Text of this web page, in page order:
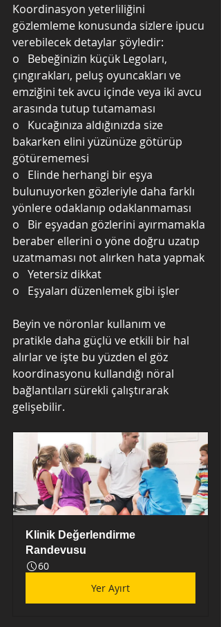
Koordinasyon yeterliliğini
gözlemleme konusunda sizlere ipucu
verebilecek detaylar şöyledir:
o   Bebeğinizin küçük Legoları,
çıngırakları, peluş oyuncakları ve
emziğini tek avcu içinde veya iki avcu
arasında tutup tutamaması
o   Kucağınıza aldığınızda size
bakarken elini yüzünüze götürüp
götürememesi
o   Elinde herhangi bir eşya
bulunuyorken gözleriyle daha farklı
yönlere odaklanıp odaklanmaması
o   Bir eşyadan gözlerini ayırmamakla
beraber ellerini o yöne doğru uzatıp
uzatmaması not alırken hata yapmak
o   Yetersiz dikkat
o   Eşyaları düzenlemek gibi işler
Beyin ve nöronlar kullanım ve
pratikle daha güçlü ve etkili bir hal
alırlar ve işte bu yüzden el göz
koordinasyonu kullandığı nöral
bağlantıları sürekli çalıştırarak
gelişebilir.
Klinik Değerlendirme
Randevusu
60
Yer Ayırt